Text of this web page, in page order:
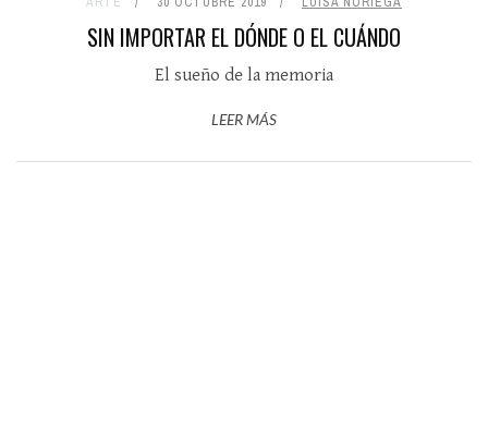
SIN IMPORTAR EL DÓNDE O EL CUÁNDO
El sueño de la memoria
LEER MÁS